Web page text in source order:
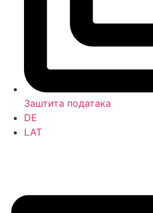
Заштита података
DE
LAT